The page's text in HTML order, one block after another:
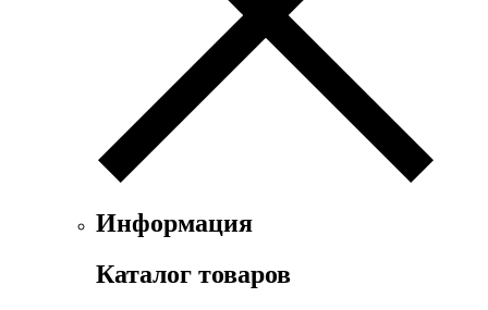
Информация
Каталог товаров